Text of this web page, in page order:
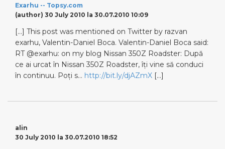
Exarhu -- Topsy.com
(author) 30 July 2010 la 30.07.2010 10:09
[…] This post was mentioned on Twitter by razvan
exarhu, Valentin-Daniel Boca. Valentin-Daniel Boca said:
RT @exarhu: on my blog Nissan 350Z Roadster: După
ce ai urcat în Nissan 350Z Roadster, îţi vine să conduci
în continuu. Poţi s… http://bit.ly/djAZmX […]
alin
30 July 2010 la 30.07.2010 18:52